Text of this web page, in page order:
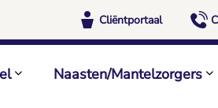
Cliëntportaal
Naasten/Mantelzorgers